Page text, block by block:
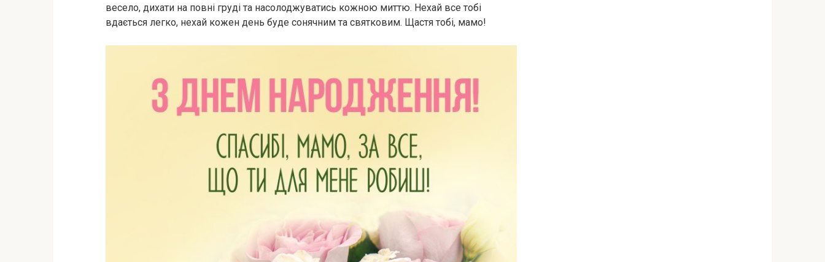
весело, дихати на повні груді та насолоджуватись кожною миттю. Нехай все тобі
вдається легко, нехай кожен день буде сонячним та святковим. Щастя тобі, мамо!